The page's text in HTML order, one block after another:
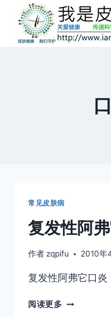
常见皮肤病
复发性阿
作者zqpifu 2010年
复发性阿弗它口
阅读更多 复